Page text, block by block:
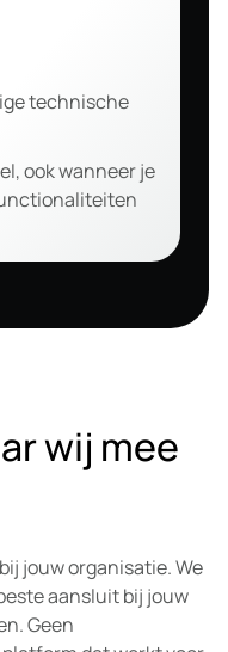
technische
ook wanneer je
wij mee
jouw organisatie. We
aansluit bij jouw
Geen